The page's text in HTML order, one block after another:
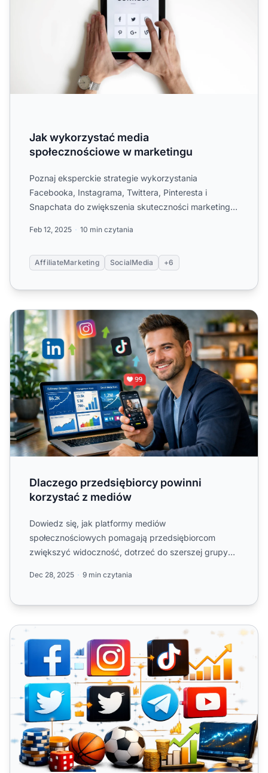
Jak wykorzystać media
społecznościowe w marketingu
Poznaj eksperckie strategie wykorzystania
Facebooka, Instagrama, Twittera, Pinteresta i
Snapchata do zwiększenia skuteczności marketingu
Feb 12, 2025 10 min czytania
AffiliateMarketing SocialMedia +6
Dlaczego przedsiębiorcy powinni korzystać z mediów
Dlaczego przedsiębiorcy powinni
korzystać z mediów
Dowiedz się, jak platformy mediów
społecznościowych pomagają przedsiębiorcom
zwiększyć widoczność, dotrzeć do szerszej grupy
Dec 28, 2025 9 min czytania
Marketing w mediach społecznościowych dla afiliantów